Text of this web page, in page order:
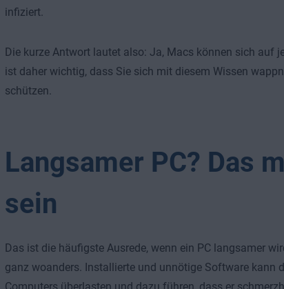
infiziert.
Die kurze Antwort lautet also: Ja, Macs können sich auf
ist daher wichtig, dass Sie sich mit diesem Wissen
schützen.
Langsamer PC? Das
sein
Das ist die häufigste Ausrede, wenn ein PC langsamer
ganz woanders. Installierte und unnötige Software kann